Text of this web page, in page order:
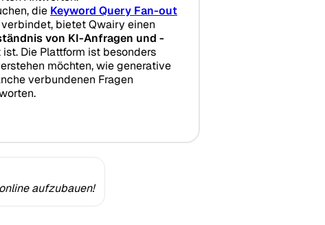
die Keyword Query Fan-out
verbindet, bietet Qwairy einen
von KI-Anfragen und -
Die Plattform ist besonders
möchten, wie generative
verbundenen Fragen
aufzubauen!